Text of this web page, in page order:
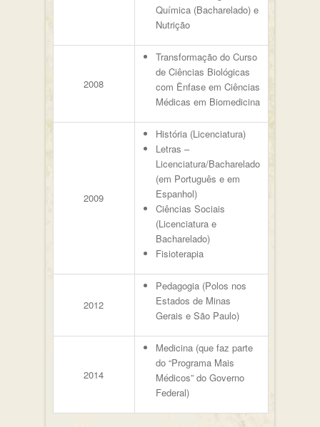
Química (Bacharelado) e
Nutrição
2008
Transformação do Curso
de Ciências Biológicas
com Ênfase em Ciências
Médicas em Biomedicina
2009
História (Licenciatura)
Letras –
Licenciatura/Bacharelado
(em Português e em
Espanhol)
Ciências Sociais
(Licenciatura e
Bacharelado)
Fisioterapia
2012
Pedagogia (Polos nos
Estados de Minas
Gerais e São Paulo)
2014
Medicina (que faz parte
do “Programa Mais
Médicos” do Governo
Federal)